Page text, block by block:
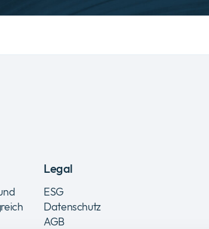
Legal
ESG
Datenschutz
AGB